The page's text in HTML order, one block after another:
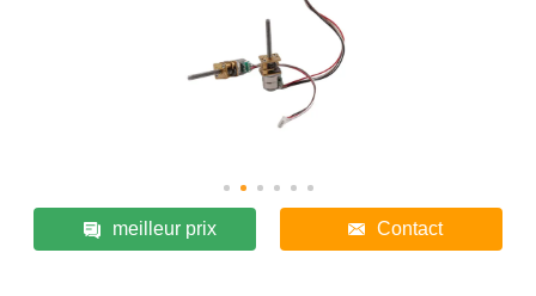
meilleur prix Contact